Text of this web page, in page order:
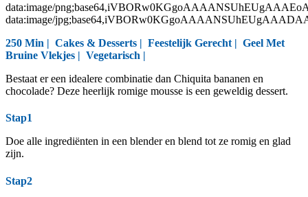
data:image/
data:image/
250 Min | Cakes & Desserts | Feestelijk Gerecht | Geel Met
Bruine Vlekjes | Vegetarisch |
Bestaat er een idealere combinatie dan Chiquita bananen en
chocolade? Deze heerlijk romige mousse is een geweldig dessert.
Stap1
Doe alle ingrediënten in een blender en blend tot ze romig en glad
zijn.
Stap2